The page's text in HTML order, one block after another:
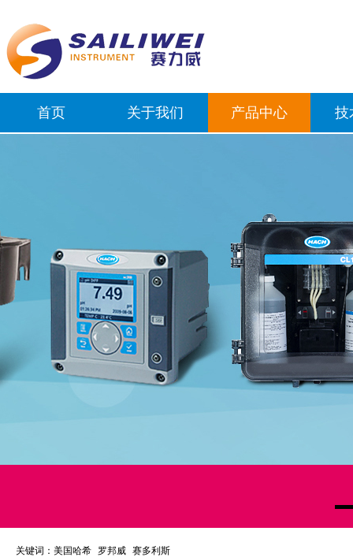
首页 关于我们 产品中心 技
关键词： 美国哈希 罗邦威 赛多利斯